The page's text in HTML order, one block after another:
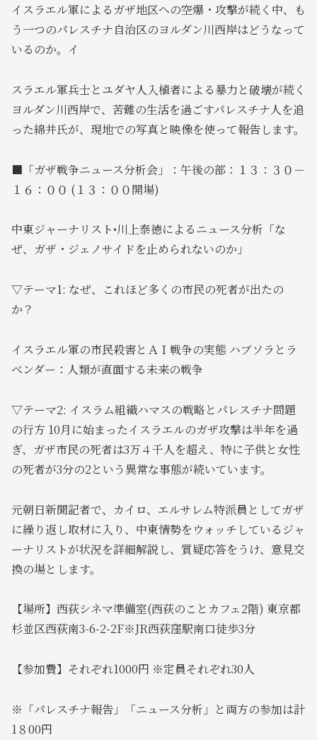
イスラエル軍によるガザ地区への空爆・攻撃が続く中、も
う一つのパレスチナ自治区のヨルダン川西岸はどうなって
いるのか。イ
スラエル軍兵士とユダヤ人入植者による暴力と破壊が続く
ヨルダン川西岸で、苦難の生活を過ごすパレスチナ人を追
った綿井氏が、現地での写真と映像を使って報告します。
■「ガザ戦争ニュース分析会」：午後の部：１３：３０－
１６：００ (１３：００開場)
中東ジャーナリスト•川上泰徳によるニュース分析「な
ぜ、ガザ・ジェノサイドを止められないのか」
▽テーマ1: なぜ、これほど多くの市民の死者が出たの
か？
イスラエル軍の市民殺害とＡＩ戦争の実態 ハブソラとラ
ベンダー：人類が直面する未来の戦争
▽テーマ2: イスラム組織ハマスの戦略とパレスチナ問題
の行方 10月に始まったイスラエルのガザ攻撃は半年を過
ぎ、ガザ市民の死者は3万４千人を超え、特に子供と女性
の死者が3分の2という異常な事態が続いています。
元朝日新聞記者で、カイロ、エルサレム特派員としてガザ
に繰り返し取材に入り、中東情勢をウォッチしているジャ
ーナリストが状況を詳細解説し、質疑応答をうけ、意見交
換の場とします。
【場所】西荻シネマ準備室(西荻のことカフェ2階) 東京都
杉並区西荻南3-6-2-2F※JR西荻窪駅南口徒歩3分
【参加費】それぞれ1000円 ※定員それぞれ30人
※「パレスチナ報告」「ニュース分析」と両方の参加は計
1８00円